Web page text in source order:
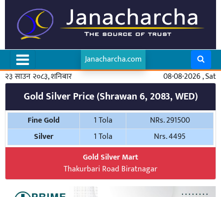
Janacharcha.com
२३ साउन २०८३, शनिबार
08-08-2026 , Sat
Gold Silver Price (Shrawan 6, 2083, WED)
Fine Gold 1 Tola
NRs. 291500
Silver
1 Tola
Nrs. 4495
Gold Silver Mart
Thakurbari Road Biratnagar